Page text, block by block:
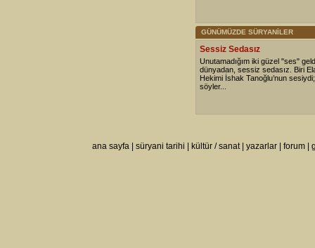
GÜNÜMÜZDE SÜRYANİLER
Sessiz Sedasız
Unutamadığım iki güzel "ses"
dünyadan, sessiz sedasız. Biri
Hekimi İshak Tanoğlu’nun
söyler...
ana sayfa süryani tarihi kültür / sanat| yazarlar forum